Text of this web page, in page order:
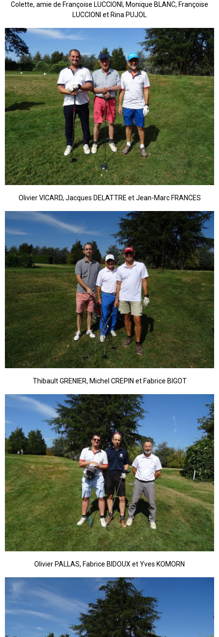
Colette, amie de Françoise LUCCIONI, Monique BLANC, Françoise
LUCCIONI et Rina PUJOL
Olivier VICARD, Jacques DELATTRE et Jean-Marc FRANCES
Thibault GRENIER, Michel CREPIN et Fabrice BIGOT
Olivier PALLAS, Fabrice BIDOUX et Yves KOMORN